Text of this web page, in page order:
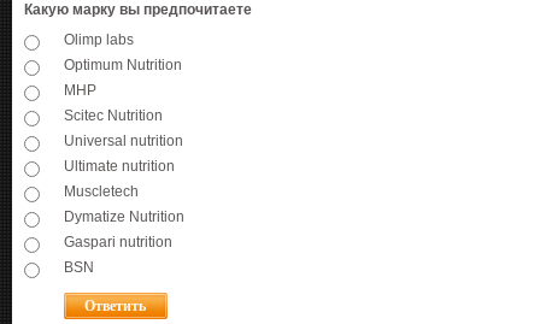
Какую марку вы предпочитаете
Olimp labs
Optimum Nutrition
MHP
Scitec Nutrition
Universal nutrition
Ultimate nutrition
Muscletech
Dymatize Nutrition
Gaspari nutrition
BSN